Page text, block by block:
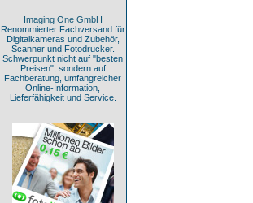
Imaging One GmbH
Renommierter Fachversand für
Digitalkameras und Zubehör,
Scanner und Fotodrucker.
Schwerpunkt nicht auf "besten
Preisen", sondern auf
Fachberatung, umfangreicher
Online-Information,
Lieferfähigkeit und Service.